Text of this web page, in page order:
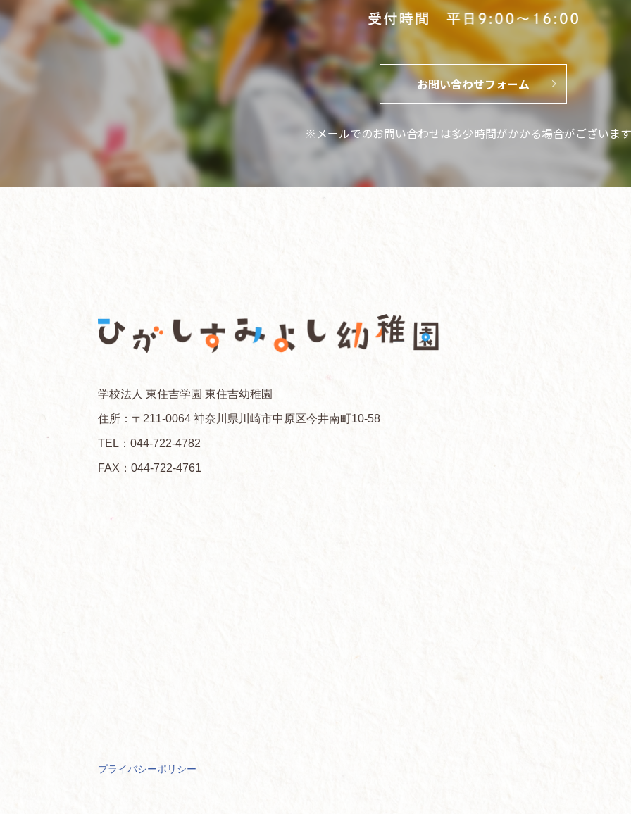
お問い合わせフォーム
※メールでのお問い合わせは多少時間がかかる場合がございま
学校法人 東住吉学園 東住吉幼稚園
住所：〒211-0064 神奈川県川崎市中原区今井南町10-58
TEL：044-722-4782
FAX：044-722-4761
プライバシーポリシー